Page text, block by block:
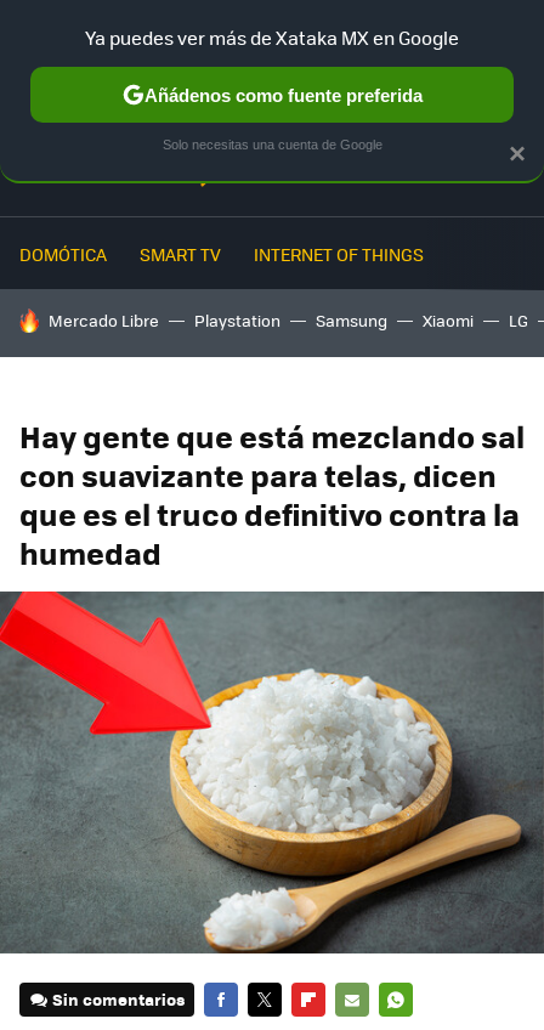
DOMÓTICA SMART TV INTERNET OF THINGS
HOY SE HABLA DE
Mercado Libre Playstation Samsung Xiaomi LG
Hay gente que está mezclando sal
con suavizante para telas, dicen
que es el truco definitivo contra la
humedad
Sin comentarios
×
Ya puedes ver más de Xataka MX en Google
Añádenos como fuente preferida
Solo necesitas una cuenta de Google